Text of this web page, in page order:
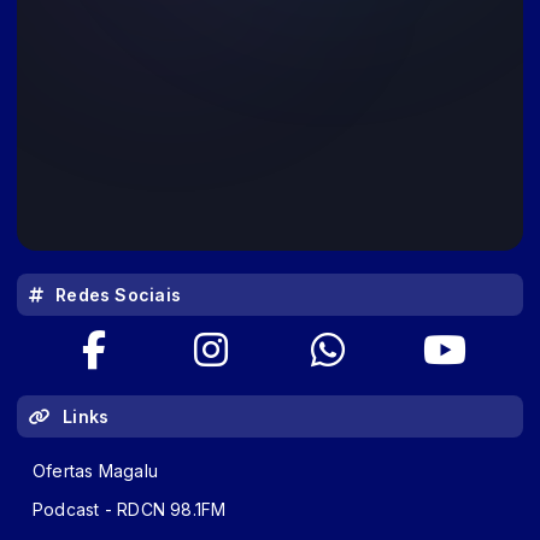
Redes Sociais
Links
Ofertas Magalu
Podcast - RDCN 98.1FM